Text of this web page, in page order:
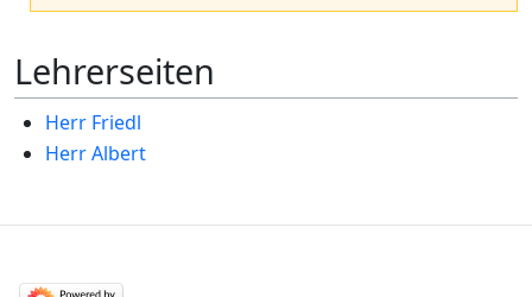
Lehrerseiten
Herr Friedl
Herr Albert